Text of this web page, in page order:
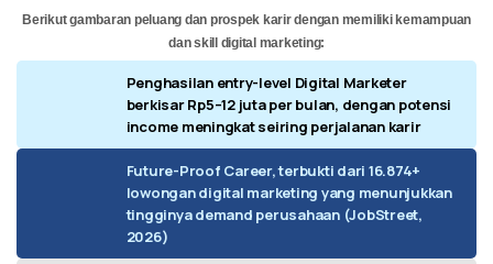
Berikut gambaran peluang dan prospek karir dengan memiliki kemampuan
dan skill digital marketing:
Penghasilan entry-level Digital Marketer
berkisar Rp5–12 juta per bulan, dengan potensi
income meningkat seiring perjalanan karir
Future-Proof Career, terbukti dari 16.874+
lowongan digital marketing yang menunjukkan
tingginya demand perusahaan (JobStreet,
2026)